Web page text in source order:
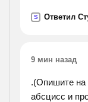
S Ответил
9 мин назад
.(Опишите на
абсцисс и